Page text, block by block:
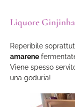
Liquore Ginjinha
Reperibile
amarene
Viene spesso
una goduria!